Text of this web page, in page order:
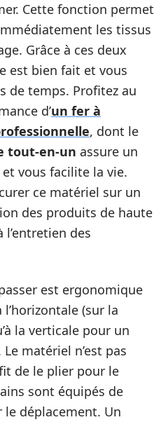
Cette fonction permet
les tissus
Grâce à ces deux
est bien fait et vous
de temps. Profitez au
d’un fer à
, dont le
tout-en-un assure un
vous facilite la vie.
ce matériel sur un
des produits de haute
des
est ergonomique
l’horizontale (sur la
la verticale pour un
matériel n’est pas
de le plier pour le
sont équipés de
déplacement. Un